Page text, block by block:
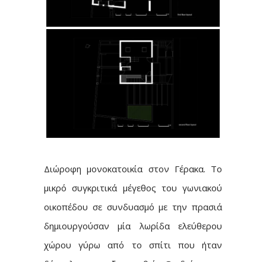
Διώροφη μονοκατοικία στον Γέρακα. Το
μικρό συγκριτικά μέγεθος του γωνιακού
οικοπέδου σε συνδυασμό με την πρασιά
δημιουργούσαν μία λωρίδα ελεύθερου
χώρου γύρω από το σπίτι που ήταν